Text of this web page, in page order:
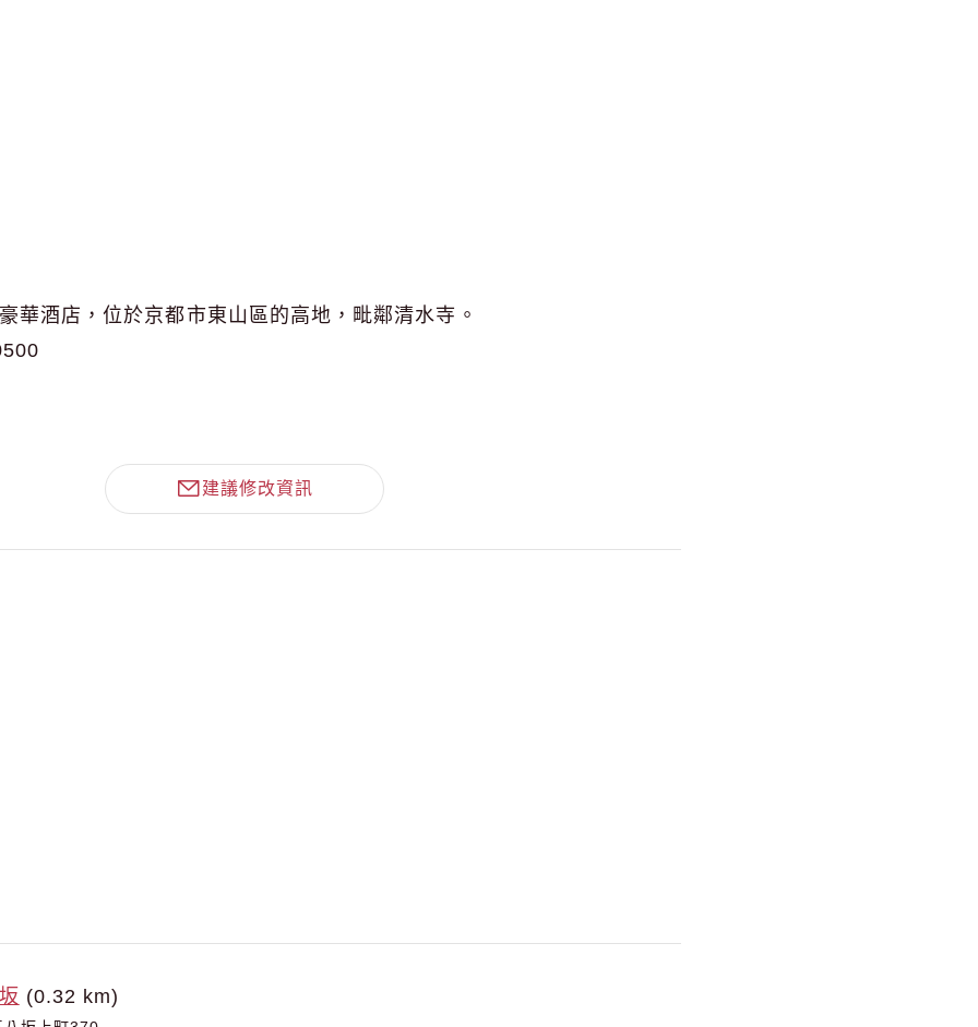
華酒店，位於京都市東山區的高地，毗鄰清水寺。
建議修改資訊
(0.32 km)